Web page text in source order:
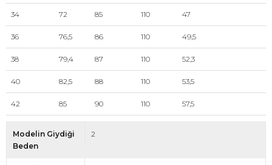
34 72 85 110 47
36 76,5 86 110 49,5
38 79,4 87 110 52,3
40 82,5 88 110 53,5
42 85 90 110 57,5
Modelin Giydiği
Beden
2